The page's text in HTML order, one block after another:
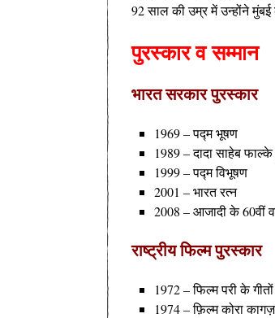
92 साल की उम्र में उन्होंने
पुरस्कार व सम्मान
भारत सरकार पुरस्कार
1969 – पद्म भूषण
1989 – दादा साहेब
1999 – पद्म विभूषण
2001 – भारत रत्न
2008 – आजादी के 60वीं
राष्ट्रीय फिल्म पुरस्कार
1972 – फिल्म परी के
1974 – फ़िल्म कोरा कागज़